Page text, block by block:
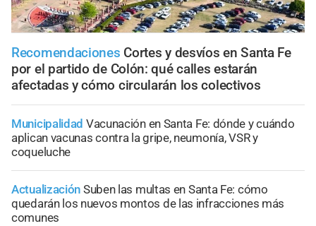
Recomendaciones Cortes y desvíos en Santa Fe
por el partido de Colón: qué calles estarán
afectadas y cómo circularán los colectivos
Municipalidad Vacunación en Santa Fe: dónde y cuándo
aplican vacunas contra la gripe, neumonía, VSR y
coqueluche
Actualización Suben las multas en Santa Fe: cómo
quedarán los nuevos montos de las infracciones más
comunes